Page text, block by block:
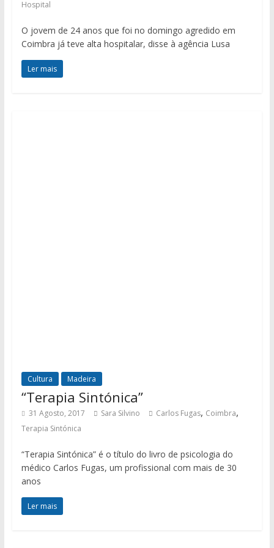
Hospital
O jovem de 24 anos que foi no domingo agredido em
Coimbra já teve alta hospitalar, disse à agência Lusa
Ler mais
Cultura Madeira
“Terapia Sintónica”
31 Agosto, 2017 Sara Silvino Carlos Fugas, Coimbra,
Terapia Sintónica
“Terapia Sintónica” é o título do livro de psicologia do
médico Carlos Fugas, um profissional com mais de 30
anos
Ler mais